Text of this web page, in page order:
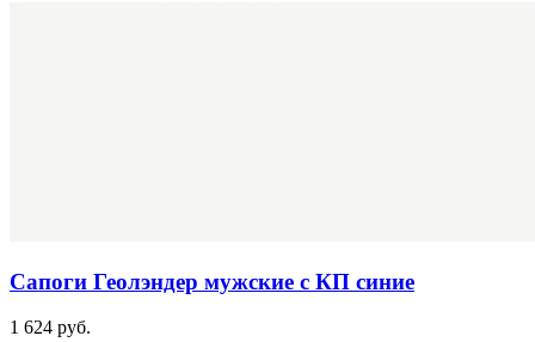
Сапоги Геолэндер мужские с КП синие
1 624 руб.